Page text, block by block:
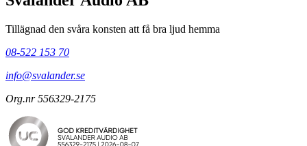
Tillägnad den svåra konsten att få bra ljud hemma
08-522 153 70
info@svalander.se
Org.nr 556329-2175